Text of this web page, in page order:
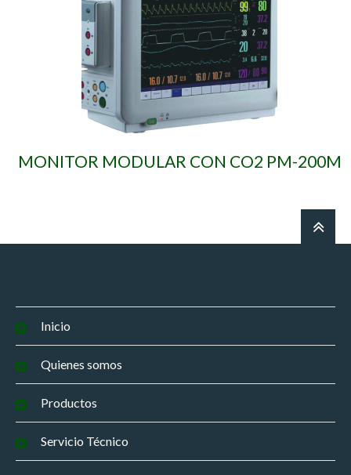
MONITOR MODULAR CON CO2 PM-200M
Inicio
Quienes somos
Productos
Servicio Técnico